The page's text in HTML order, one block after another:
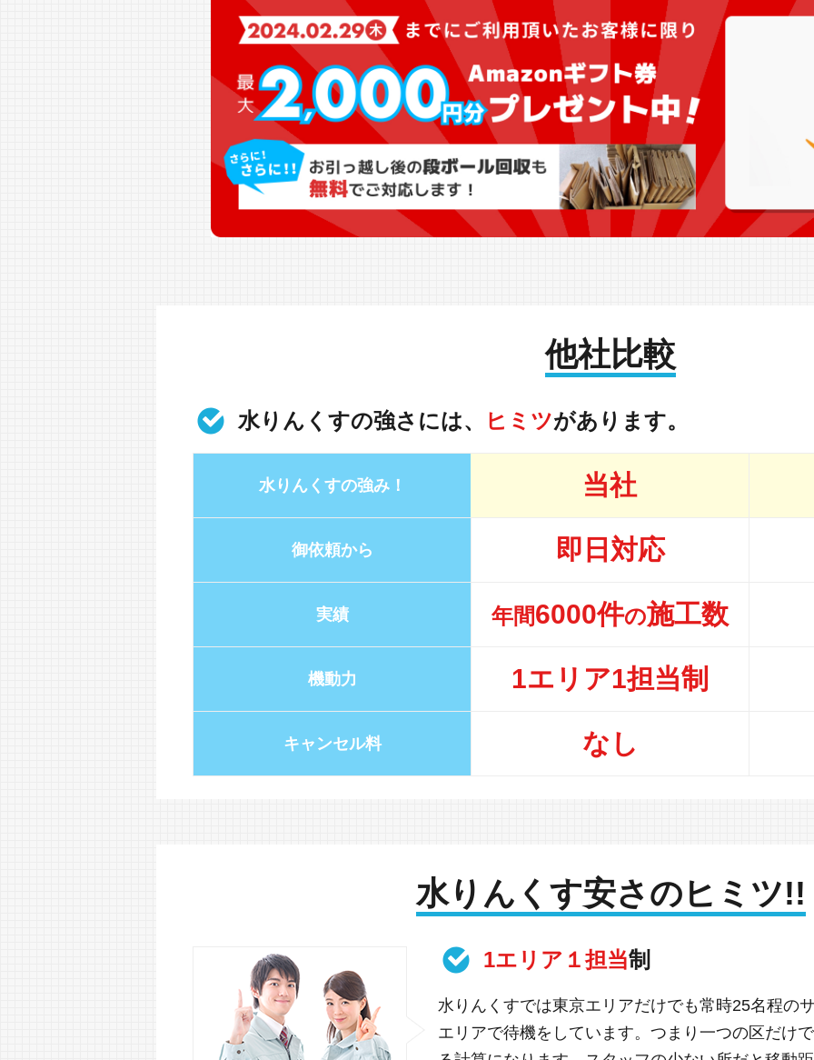
他社比較
水りんくすの強さには、 ヒミツがあります。
水りんくすの強み！ 当社
御依頼から 即日対応
実績 年間6000件の施工数
機動力 1エリア1担当制
キャンセル料 なし
水りんくす安さのヒミツ!!
1エリア１担当制
水りんくすでは東京エリアだけでも常時25名程の
エリアで待機をしています。つまり一つの区だけ